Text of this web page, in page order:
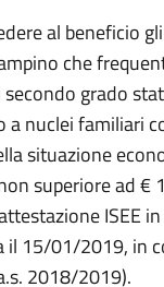
al beneficio
che
grado
a nuclei familiari
situazione
superiore ad €
ISEE
il 15/01/2019, in
2018/2019).